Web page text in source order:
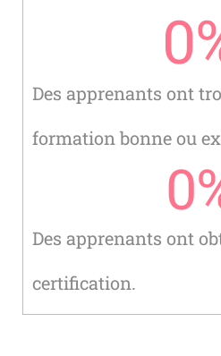
Des apprenants ont
formation bonne ou
0
Des apprenants ont
certification.
0